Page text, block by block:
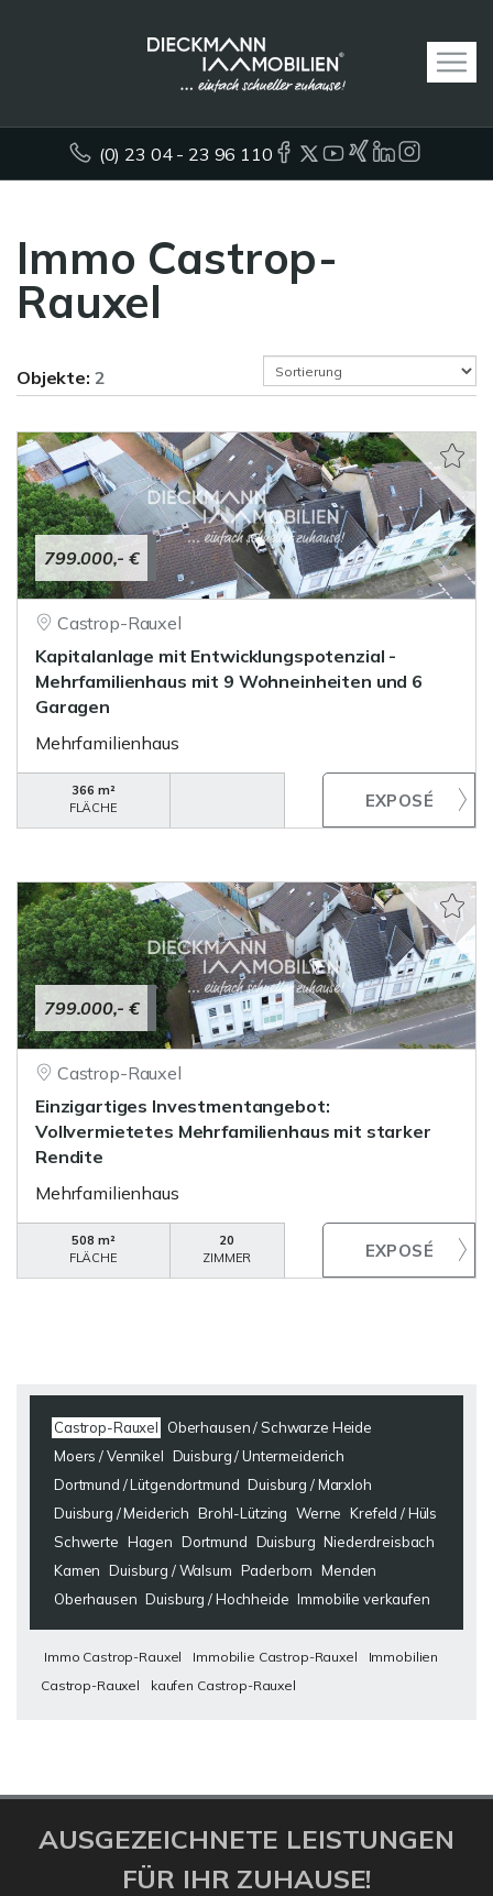
(0) 23 04 - 23 96 110
Immo Castrop-
Rauxel
Objekte: 2
799.000,- €
Castrop-Rauxel
Kapitalanlage mit Entwicklungspotenzial -
Mehrfamilienhaus mit 9 Wohneinheiten und 6
Garagen
Mehrfamilienhaus
366 m²
FLÄCHE
799.000,- €
Castrop-Rauxel
Einzigartiges Investmentangebot:
Vollvermietetes Mehrfamilienhaus mit starker
Rendite
Mehrfamilienhaus
508 m²
FLÄCHE
20
ZIMMER
Castrop-Rauxel
Oberhausen / Schwarze Heide
Moers / Vennikel Duisburg / Untermeiderich
Dortmund / Lütgendortmund Duisburg / Marxloh
Duisburg / Meiderich Brohl-Lützing Werne Krefeld / Hüls
Schwerte Hagen Dortmund Duisburg Niederdreisbach
Kamen Duisburg / Walsum Paderborn Menden
Oberhausen Duisburg / Hochheide Immobilie verkaufen
Immo Castrop-Rauxel Immobilie Castrop-Rauxel
Immobilien
Castrop-Rauxel
kaufen Castrop-Rauxel
AUSGEZEICHNETE LEISTUNGEN
FÜR IHR ZUHAUSE!